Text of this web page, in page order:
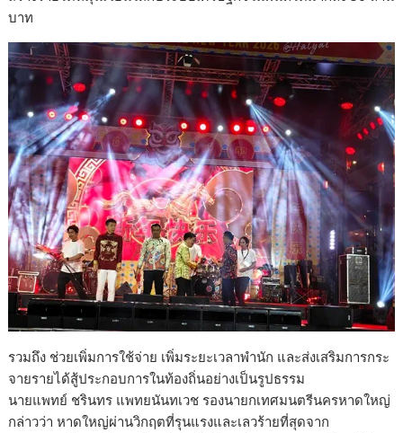
บาท
รวมถึง ช่วยเพิ่มการใช้จ่าย เพิ่มระยะเวลาพำนัก และส่งเสริมการกระ
จายรายได้สู้ประกอบการในท้องถิ่นอย่างเป็นรูปธรรม
นายแพทย์ ชรินทร แพทยนันทเวช รองนายกเทศมนตรีนครหาดใหญ่
กล่าวว่า หาดใหญ่ผ่านวิกฤตที่รุนแรงและเลวร้ายที่สุดจาก